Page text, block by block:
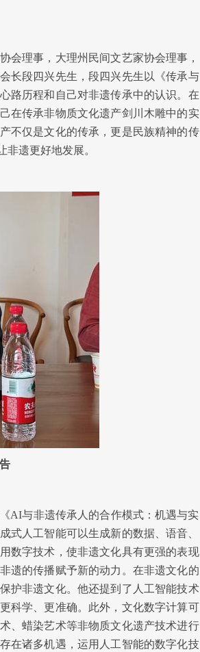
会理事，大理州民间文艺家协会理事，
长段四兴先生，段四兴先生以《传承与
路历程和自己对非遗传承中的认识。在
在传承非物质文化遗产剑川木雕中的实
不仅是文化的传承，更是民族精神的传
遗更好地发展。
AI与非遗传承人的合作模式：机遇与实
人工智能可以生成新的数据、语音、
数字技术，使非遗文化具有更强的表现
遗的传播赋予新的动力。在非遗文化的
护非遗文化。他还提到了人工智能技术
科学、更准确。此外，文化数字计算可
、蜡染艺术等非物质文化遗产技术进行
在诸多机遇， 运用人工智能的数字化技